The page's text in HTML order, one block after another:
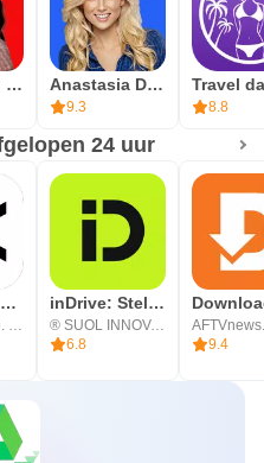
AmoLatina: Latin Online Dating Anastasia Date - Meet People
9.3 8.8
24 uur
CapCut: Photo & Video Editor inDrive: Stel je tarief voor
® SUOL INNOVATIONS LTD
6.8
9.4